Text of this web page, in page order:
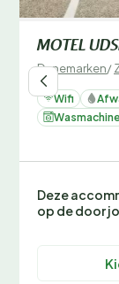
MOTEL
Denemarken/
Wifi
Deze
op de door